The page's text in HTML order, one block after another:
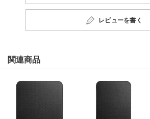
レビューを書く
関連商品